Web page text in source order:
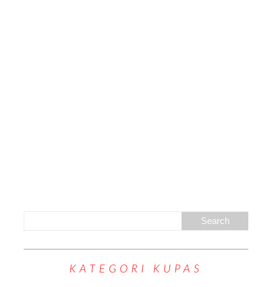
KATEGORI KUPAS